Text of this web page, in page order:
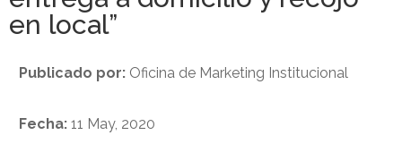
en local”
Publicado por: Oficina de Marketing Institucional
Fecha:11 May, 2020